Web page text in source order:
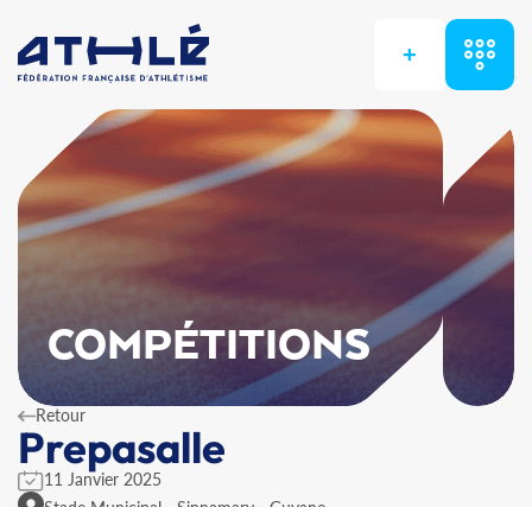
+
COMPÉTITIONS
Retour
Prepasalle
11 Janvier 2025